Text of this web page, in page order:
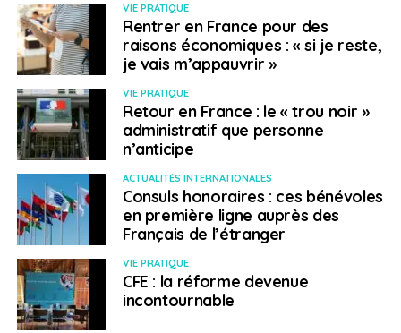
VIE PRATIQUE
Rentrer en France pour des
raisons économiques : « si je reste,
je vais m’appauvrir »
VIE PRATIQUE
Retour en France : le « trou noir »
administratif que personne
n’anticipe
ACTUALITÉS INTERNATIONALES
Consuls honoraires : ces bénévoles
en première ligne auprès des
Français de l’étranger
VIE PRATIQUE
CFE : la réforme devenue
incontournable